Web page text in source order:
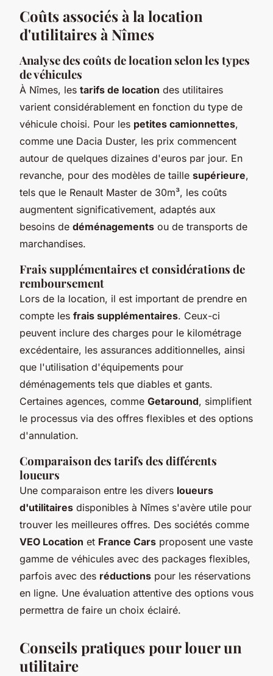
Coûts associés à la location
d'utilitaires à Nîmes
Analyse des coûts de location selon les types
de véhicules
À Nîmes, les tarifs de location des utilitaires
varient considérablement en fonction du type de
véhicule choisi. Pour les petites camionnettes,
comme une Dacia Duster, les prix commencent
autour de quelques dizaines d'euros par jour. En
revanche, pour des modèles de taille supérieure,
tels que le Renault Master de 30m³, les coûts
augmentent significativement, adaptés aux
besoins de déménagements ou de transports de
marchandises.
Frais supplémentaires et considérations de
remboursement
Lors de la location, il est important de prendre en
compte les frais supplémentaires. Ceux-ci
peuvent inclure des charges pour le kilométrage
excédentaire, les assurances additionnelles, ainsi
que l'utilisation d'équipements pour
déménagements tels que diables et gants.
Certaines agences, comme Getaround, simplifient
le processus via des offres flexibles et des options
d'annulation.
Comparaison des tarifs des différents
loueurs
Une comparaison entre les divers loueurs
d'utilitaires disponibles à Nîmes s'avère utile pour
trouver les meilleures offres. Des sociétés comme
VEO Location et France Cars proposent une vaste
gamme de véhicules avec des packages flexibles,
parfois avec des réductions pour les réservations
en ligne. Une évaluation attentive des options vous
permettra de faire un choix éclairé.
Conseils pratiques pour louer un
utilitaire